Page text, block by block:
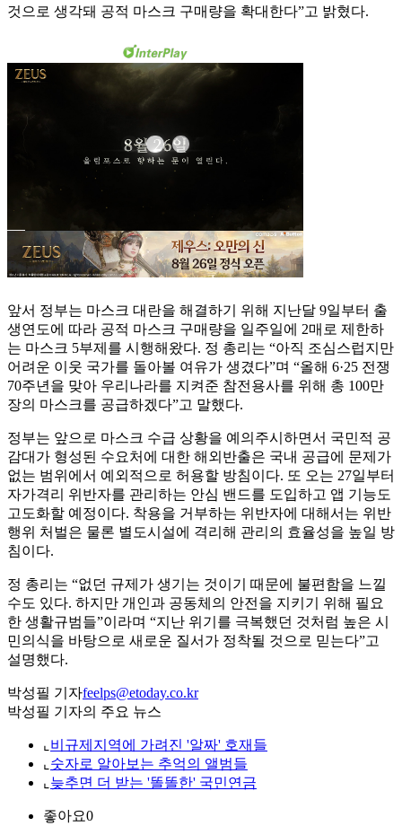
것으로 생각돼 공적 마스크 구매량을 확대한다”고 밝혔다.
앞서 정부는 마스크 대란을 해결하기 위해 지난달 9일부터 출
생연도에 따라 공적 마스크 구매량을 일주일에 2매로 제한하
는 마스크 5부제를 시행해왔다. 정 총리는 “아직 조심스럽지만
어려운 이웃 국가를 돌아볼 여유가 생겼다”며 “올해 6·25 전쟁
70주년을 맞아 우리나라를 지켜준 참전용사를 위해 총 100만
장의 마스크를 공급하겠다”고 말했다.
정부는 앞으로 마스크 수급 상황을 예의주시하면서 국민적 공
감대가 형성된 수요처에 대한 해외반출은 국내 공급에 문제가
없는 범위에서 예외적으로 허용할 방침이다. 또 오는 27일부터
자가격리 위반자를 관리하는 안심 밴드를 도입하고 앱 기능도
고도화할 예정이다. 착용을 거부하는 위반자에 대해서는 위반
행위 처벌은 물론 별도시설에 격리해 관리의 효율성을 높일 방
침이다.
정 총리는 “없던 규제가 생기는 것이기 때문에 불편함을 느낄
수도 있다. 하지만 개인과 공동체의 안전을 지키기 위해 필요
한 생활규범들”이라며 “지난 위기를 극복했던 것처럼 높은 시
민의식을 바탕으로 새로운 질서가 정착될 것으로 믿는다”고
설명했다.
박성필 기자feelps@etoday.co.kr
박성필 기자의 주요 뉴스
⌞ 비규제지역에 가려진 '알짜' 호재들
⌞ 숫자로 알아보는 추억의 앨범들
⌞ 늦추면 더 받는 '똘똘한' 국민연금
좋아요0